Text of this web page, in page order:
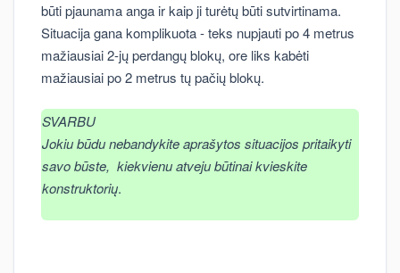
būti pjaunama anga ir kaip ji turėtų būti sutvirtinama.
Situacija gana komplikuota - teks nupjauti po 4 metrus
mažiausiai 2-jų perdangų blokų, ore liks kabėti
mažiausiai po 2 metrus tų pačių blokų.
SVARBU
Jokiu būdu nebandykite aprašytos situacijos pritaikyti
savo būste, kiekvienu atveju būtinai kvieskite
konstruktorių.